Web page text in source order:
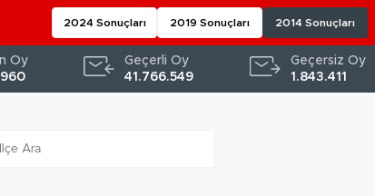
2024 Sonuçları 2019 Sonuçları 2014 Sonuçları
Oy
Geçerli Oy
41.766.549
Geçersiz Oy
1.843.411